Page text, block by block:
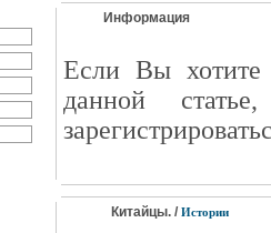
Информация
Eсли Вы хотите
данной
Китайцы. / Истории